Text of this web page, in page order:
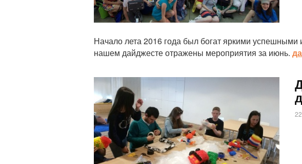
Начало лета 2016 года был богат яркими
нашем дайджесте отражены мероприятия за июнь.
Статья